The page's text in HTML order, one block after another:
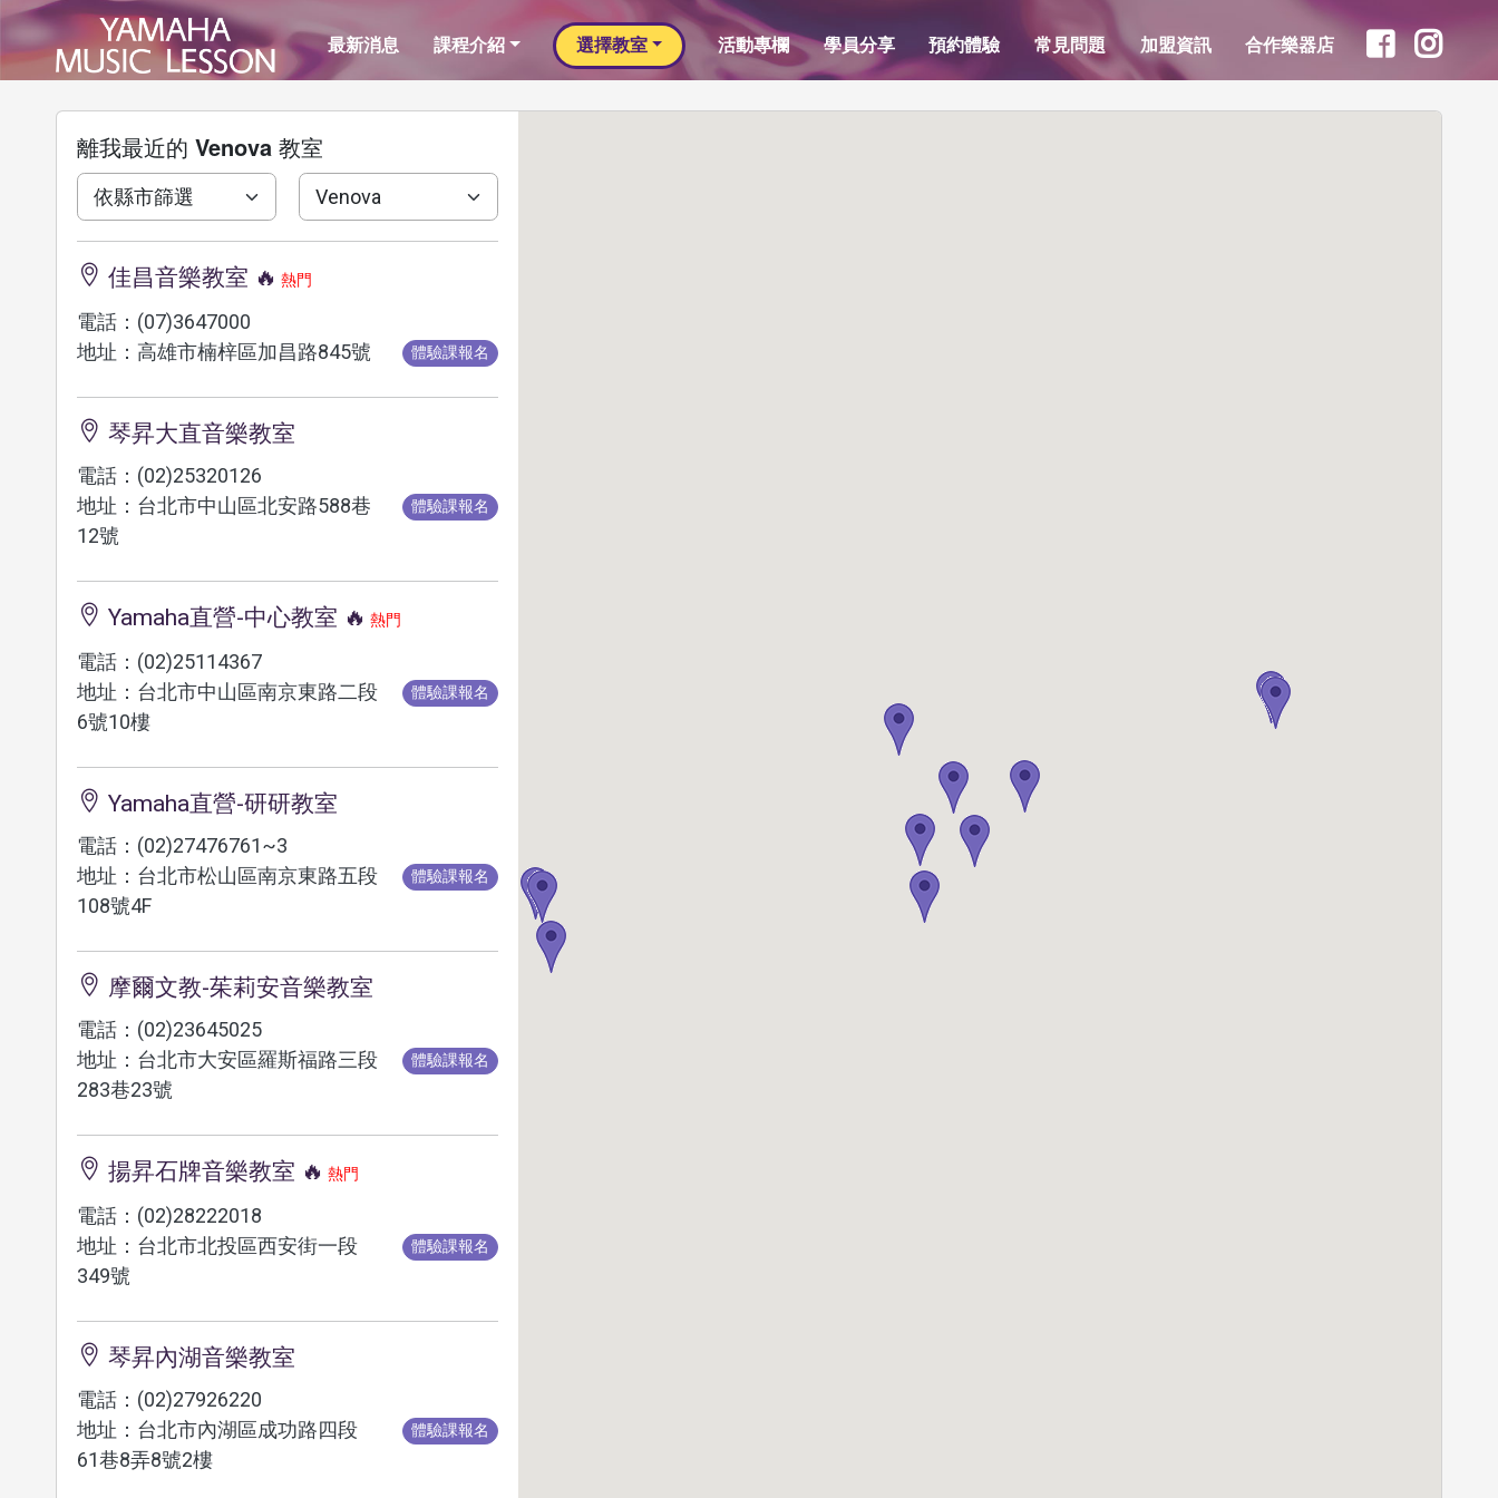
最新消息 課程介紹 選擇教室 活動專欄 學員分享 預約體驗 常見問題 加盟資訊 合作樂器店
離我最近的 Venova 教室
佳昌音樂教室 🔥 熱門
電話：(07)3647000
地址：高雄市楠梓區加昌路845號
體驗課報名
琴昇大直音樂教室
電話：(02)25320126
地址：台北市中山區北安路588巷
12號
體驗課報名
Yamaha直營-中心教室 🔥 熱門
電話：(02)25114367
地址：台北市中山區南京東路二段
6號10樓
體驗課報名
Yamaha直營-研研教室
電話：(02)27476761~3
地址：台北市松山區南京東路五段
108號4F
體驗課報名
摩爾文教-茱莉安音樂教室
電話：(02)23645025
地址：台北市大安區羅斯福路三段
283巷23號
體驗課報名
揚昇石牌音樂教室 🔥 熱門
電話：(02)28222018
地址：台北市北投區西安街一段
349號
體驗課報名
琴昇內湖音樂教室
電話：(02)27926220
地址：台北市內湖區成功路四段
61巷8弄8號2樓
體驗課報名